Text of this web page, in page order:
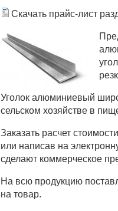
Скачать прайс-лист
Уголок алюминиевый
сельском хозяйстве в
Заказать расчет
или написав на
сделают коммерческое
На всю продукцию
на товар.